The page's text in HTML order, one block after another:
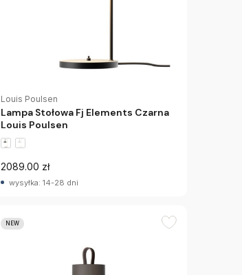
Louis Poulsen
Lampa Stołowa Fj Elements Czarna
Louis Poulsen
2089.00 zł
wysyłka: 14-28 dni
NEW